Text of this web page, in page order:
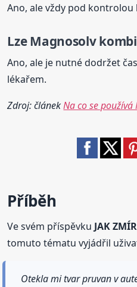
Ano, ale vždy pod kontrolou
LzeMagnosolv
Ano, ale je nutné dodržet
lékařem.
Zdroj: článekNa co se používá
Příběh
Ve svém příspěvku JAK
tomuto tématu vyjádřil
Otekla mi tvar pruvan v